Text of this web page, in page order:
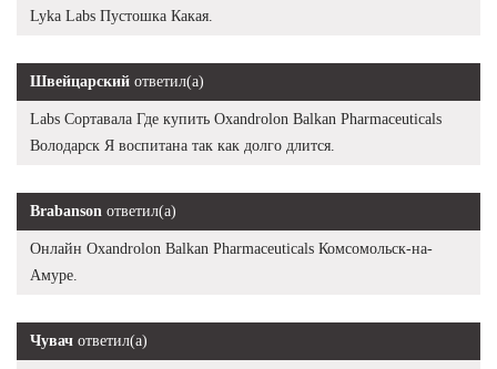
Lyka Labs Пустошка Какая.
Швейцарский ответил(а)
Labs Сортавала Где купить Oxandrolon Balkan Pharmaceuticals
Володарск Я воспитана так как долго длится.
Brabanson ответил(а)
Онлайн Oxandrolon Balkan Pharmaceuticals Комсомольск-на-
Амуре.
Чувач ответил(а)